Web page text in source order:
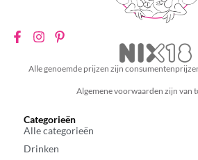
Alle genoemde prijzen zijn
Algemene voorwaarden zijn van
Categorieën
Alle categorieën
Drinken